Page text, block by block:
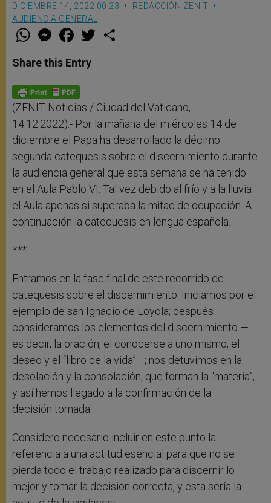
DICIEMBRE 14, 2022 00:23
REDACCIÓN ZENIT
AUDIENCIA GENERAL
W
t
s
p
p
M
e
s
e
g
e
r
F
a
e
b
o
k
w
Share this Entry
(ZENIT Noticias / Ciudad del Vaticano,
14.12.2022).- Por la mañana del miércoles 14 de
diciembre el Papa ha desarrollado la décimo
segunda catequesis sobre el discernimiento durante
la audiencia general que esta semana se ha tenido
en el Aula Pablo VI. Tal vez debido al frío y a la lluvia
el Aula apenas si superaba la mitad de ocupación. A
continuación la catequesis en lengua española.
***
Entramos en la fase final de este recorrido de
catequesis sobre el discernimiento. Iniciamos por el
ejemplo de san Ignacio de Loyola; después
consideramos los elementos del discernimiento —
es decir, la oración, el conocerse a uno mismo, el
deseo y el “libro de la vida”—; nos detuvimos en la
desolación y la consolación, que forman la “materia”,
y así hemos llegado a la confirmación de la
decisión tomada.
Considero necesario incluir en este punto la
referencia a una actitud esencial para que no se
pierda todo el trabajo realizado para discernir lo
mejor y tomar la decisión correcta, y esta sería la